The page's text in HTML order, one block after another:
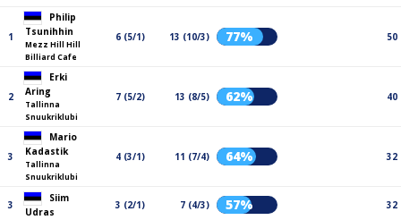
1
Philip
Tsunihhin
Mezz Hill Hill
Billiard Cafe
6 (5/1) 13 (10/3) 77% 50
2
Erki
Aring
Tallinna
Snuukriklubi
7 (5/2) 13 (8/5) 62% 40
3
Mario
Kadastik
Tallinna
Snuukriklubi
4 (3/1) 11 (7/4) 64% 32
3
Siim
Udras
3 (2/1) 7 (4/3) 57% 32